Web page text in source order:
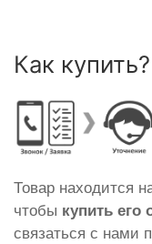
Как купить?
Товар находится
чтобы купить его
связаться с нами